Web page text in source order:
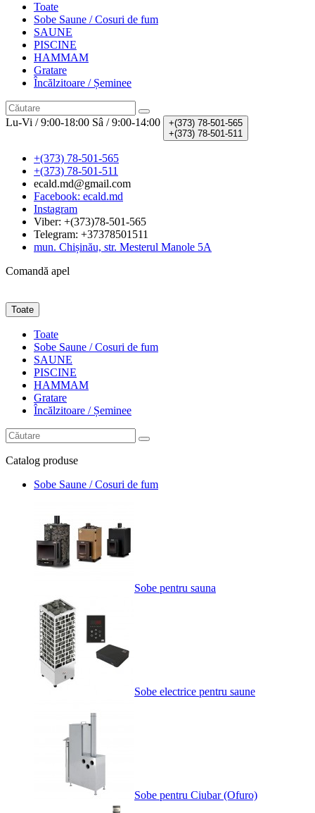
Toate
Sobe Saune / Cosuri de fum
SAUNE
PISCINE
HAMMAM
Gratare
Încălzitoare / Șeminee
Lu-Vi / 9:00-18:00 Sâ / 9:00-14:00 +(373) 78-501-565
+(373) 78-501-511
+(373) 78-501-565
+(373) 78-501-511
ecald.md@gmail.com
Facebook: ecald.md
Instagram
Viber: +(373)78-501-565
Telegram: +37378501511
mun. Chișinău, str. Mesterul Manole 5A
Comandă apel
Toate
Toate
Sobe Saune / Cosuri de fum
SAUNE
PISCINE
HAMMAM
Gratare
Încălzitoare / Șeminee
Catalog produse
Sobe Saune / Cosuri de fum
Sobe pentru sauna
Sobe electrice pentru saune
Sobe pentru Ciubar (Ofuro)